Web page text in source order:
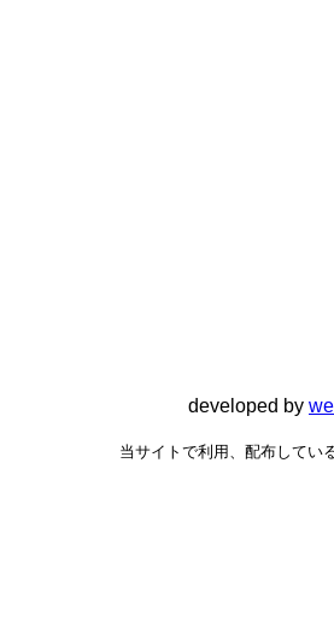
developed by
当サイトで利用、配布してい